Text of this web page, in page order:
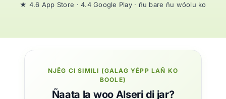
★ 4.6 App Store · 4.4 Google Play · ñu bare ñu wóolu ko
NJËG CI SIMILI (GALAG YÉPP LAÑ KO
BOOLE)
Ñaata la woo Alseri di jar?